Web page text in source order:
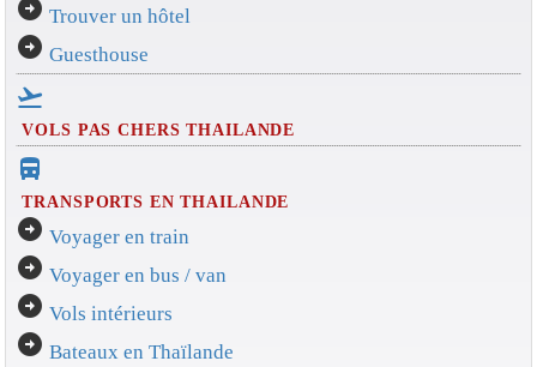
arrow_circle_right Trouver un hôtel
arrow_circle_right Guesthouse
flight_takeoff
VOLS PAS CHERS THAILANDE
directions_bus_filled
TRANSPORTS EN THAILANDE
arrow_circle_right Voyager en train
arrow_circle_right Voyager en bus / van
arrow_circle_right Vols intérieurs
arrow_circle_right Bateaux en Thaïlande